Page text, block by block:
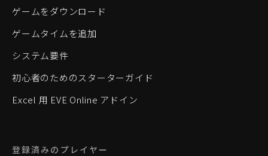
ゲームをダウンロード
ゲームタイムを追加
システム要件
初心者のためのスターターガイド
Excel 用 EVE Online アドイン
登録済みのプレイヤー